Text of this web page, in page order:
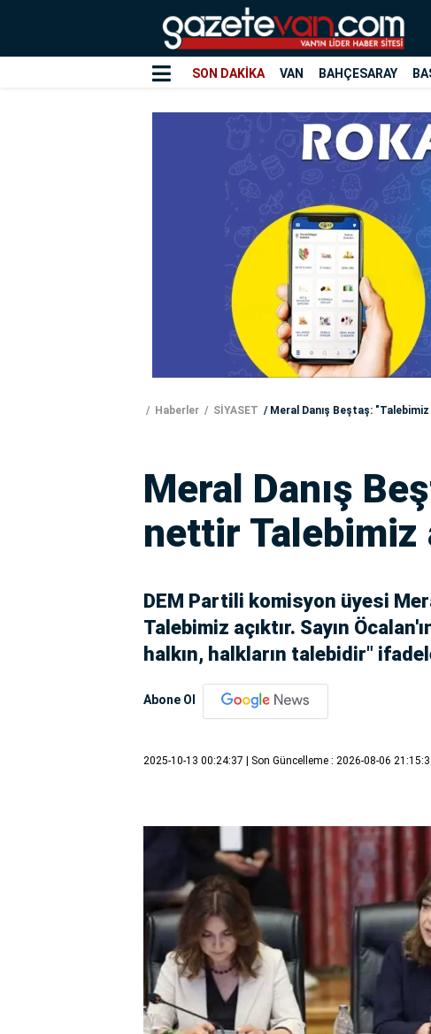
SON DAKİKA VAN BAHÇESARAY
Haberler SİYASET Meral Danış Beştaş:
Meral Danış
nettir Talebimiz
DEM Partili komisyon üyesi
Talebimiz açıktır. Sayın
halkın, halkların talebidir"
Abone Ol
2025-10-13 00:24:37 | Son Güncelleme : 2026-08-06